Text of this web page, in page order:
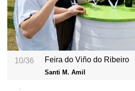
10/36 Feira do Viño do Ribeiro
Santi M. Amil